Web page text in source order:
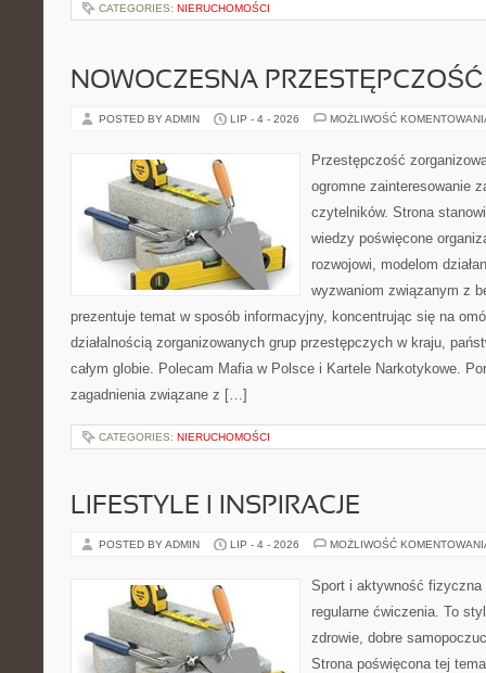
CATEGORIES: NIERUCHOMOŚCI
NOWOCZESNA PRZESTĘPCZOŚĆ
POSTED BY ADMIN LIP - 4 - 2026 MOŻLIWOŚĆ
Przestępczość
ogromne zainteresowanie
czytelników. Strona
wiedzy poświęcone
rozwojowi, modelom
wyzwaniom związanym z
prezentuje temat w sposób informacyjny, koncentrując się na
działalnością zorganizowanych grup przestępczych w kraju,
całym globie. Polecam Mafia w Polsce i Kartele Narkotykowe.
zagadnienia związane z […]
CATEGORIES: NIERUCHOMOŚCI
LIFESTYLE I INSPIRACJE
POSTED BY ADMIN LIP - 4 - 2026 MOŻLIWOŚĆ
Sport i aktywność
regularne ćwiczenia. To
zdrowie, dobre
Strona poświęcona tej